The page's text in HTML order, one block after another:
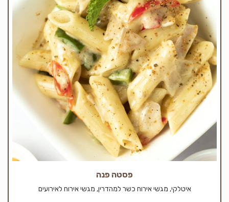
פסטה פנה
איטלקי, מגשי אירוח כשר למהדרין, מגשי אירוח לאירועים